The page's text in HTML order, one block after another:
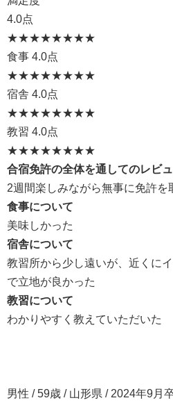
4.0点
★★★★★★★★
食事 4.0点
★★★★★★★★
宿舎 4.0点
★★★★★★★★
教習 4.0点
★★★★★★★★
合宿免許の全体を通してのレビ
2週間楽しみながら無事に免許を
食事について
美味しかった
宿舎について
教習所から少し遠いが、近くに
で立地が良かった
教習について
わかりやすく教えていただいた
男性 / 59歳 / 山形県 / 2024年9月